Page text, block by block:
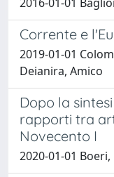
Corrente e
2019-01-01
Deianira, Amico
Dopo la
rapporti tra
Novecento I
2020-01-01 Boeri,